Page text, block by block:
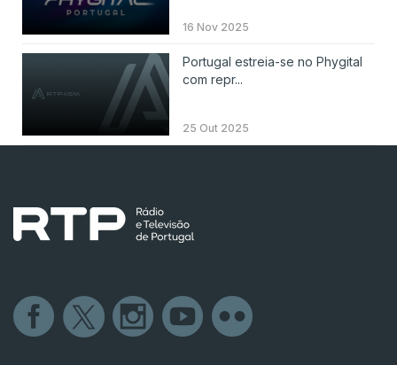
16 Nov 2025
Portugal estreia-se no Phygital
com repr...
25 Out 2025